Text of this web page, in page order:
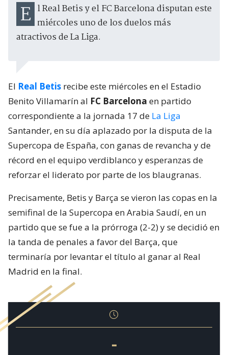
El Real Betis y el FC Barcelona disputan este miércoles uno de los duelos más
atractivos de La Liga.
El Real Betis recibe este miércoles en el Estadio
Benito Villamarín al FC Barcelona en partido
correspondiente a la jornada 17 de La Liga
Santander, en su día aplazado por la disputa de la
Supercopa de España, con ganas de revancha y de
récord en el equipo verdiblanco y esperanzas de
reforzar el liderato por parte de los blaugranas.
Precisamente, Betis y Barça se vieron las copas en la
semifinal de la Supercopa en Arabia Saudí, en un
partido que se fue a la prórroga (2-2) y se decidió en
la tanda de penales a favor del Barça, que
terminaría por levantar el título al ganar al Real
Madrid en la final.
-